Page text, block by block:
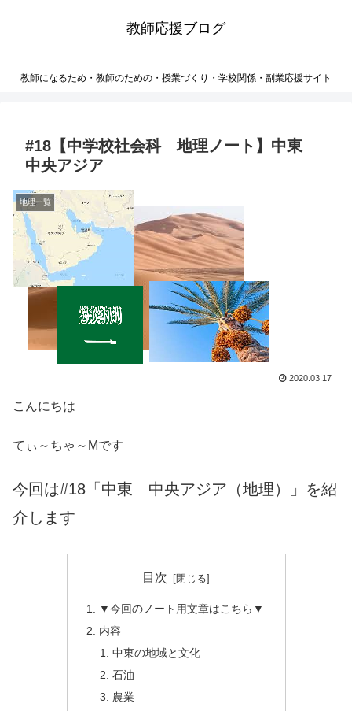
教師応援ブログ
教師になるため・教師のための・授業づくり・学校関係・副業応援サイト
#18【中学校社会科 地理ノート】中東
中央アジア
地理一覧
2020.03.17
こんにちは
てぃ～ちゃ～Mです
今回は#18「中東 中央アジア（地理）」を紹
介します
目次
▼今回のノート用文章はこちら▼
内容
中東の地域と文化
石油
農業